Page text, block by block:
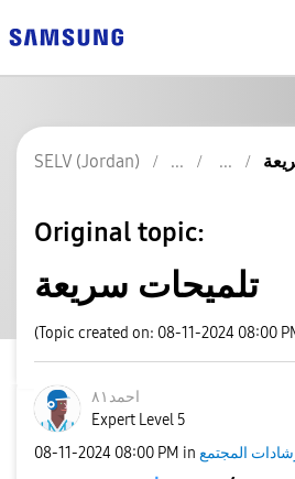
SELV (Jordan)
Original topic:
تلميحات سريعة
(Topic created on: 08-11-2024 08:00
احمد٨١
Expert Level 5
‎08-11-2024 08:00 PM in المجتمع